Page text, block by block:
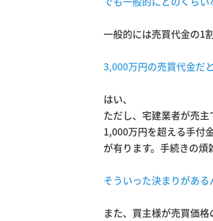
一般的には売買代金の1
3,000万円の売買代金だ
はい、
ただし、宅建業者が売
1,000万円を超える手付
が有ります。手続きの煩
そういった決まりがある
また、買主様が売買価